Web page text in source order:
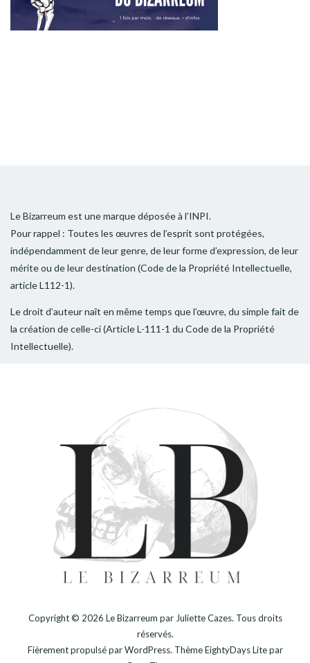
Le Bizarreum est une marque déposée à l’INPI.
Pour rappel : Toutes les œuvres de l’esprit sont protégées,
indépendamment de leur genre, de leur forme d’expression, de leur
mérite ou de leur destination (Code de la Propriété Intellectuelle,
article L112-1).
Le droit d’auteur naît en même temps que l’œuvre, du simple fait de
la création de celle-ci (Article L-111-1 du Code de la Propriété
Intellectuelle).
Copyright © 2026 Le Bizarreum par Juliette Cazes. Tous droits
réservés.
Fièrement propulsé parWordPress. ThèmeEightyDays Litepar